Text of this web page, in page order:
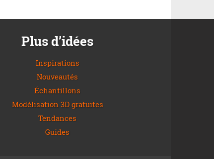
Plus d’idées
Inspirations
Nouveautés
Échantillons
Modélisation 3D gratuites
Tendances
Guides